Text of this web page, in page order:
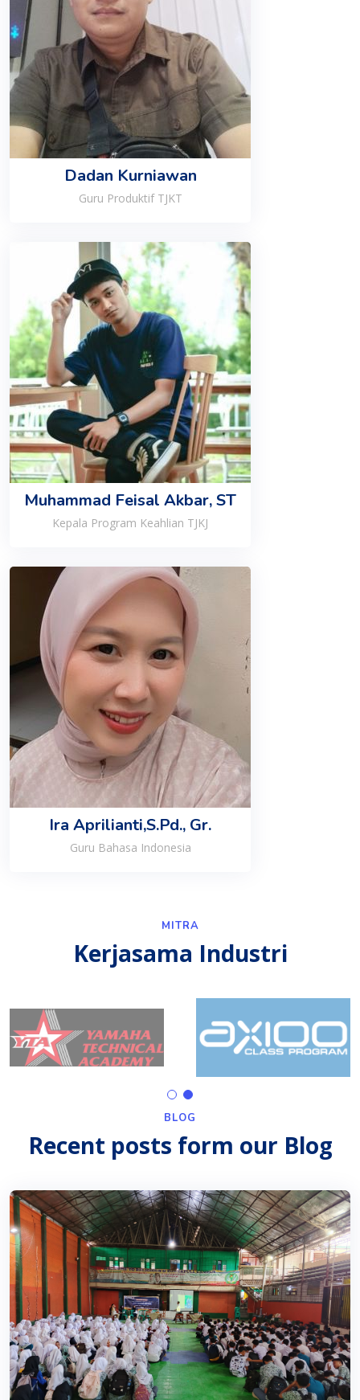
Dadan Kurniawan
Guru Produktif TJKT
Muhammad Feisal Akbar, ST
Kepala Program Keahlian TJKJ
Ira Aprilianti,S.Pd., Gr.
Guru Bahasa Indonesia
MITRA
Kerjasama Industri
BLOG
Recent posts form our Blog